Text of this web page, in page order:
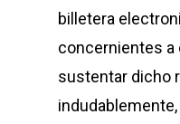
billetera
concernientes a
sustentar dicho